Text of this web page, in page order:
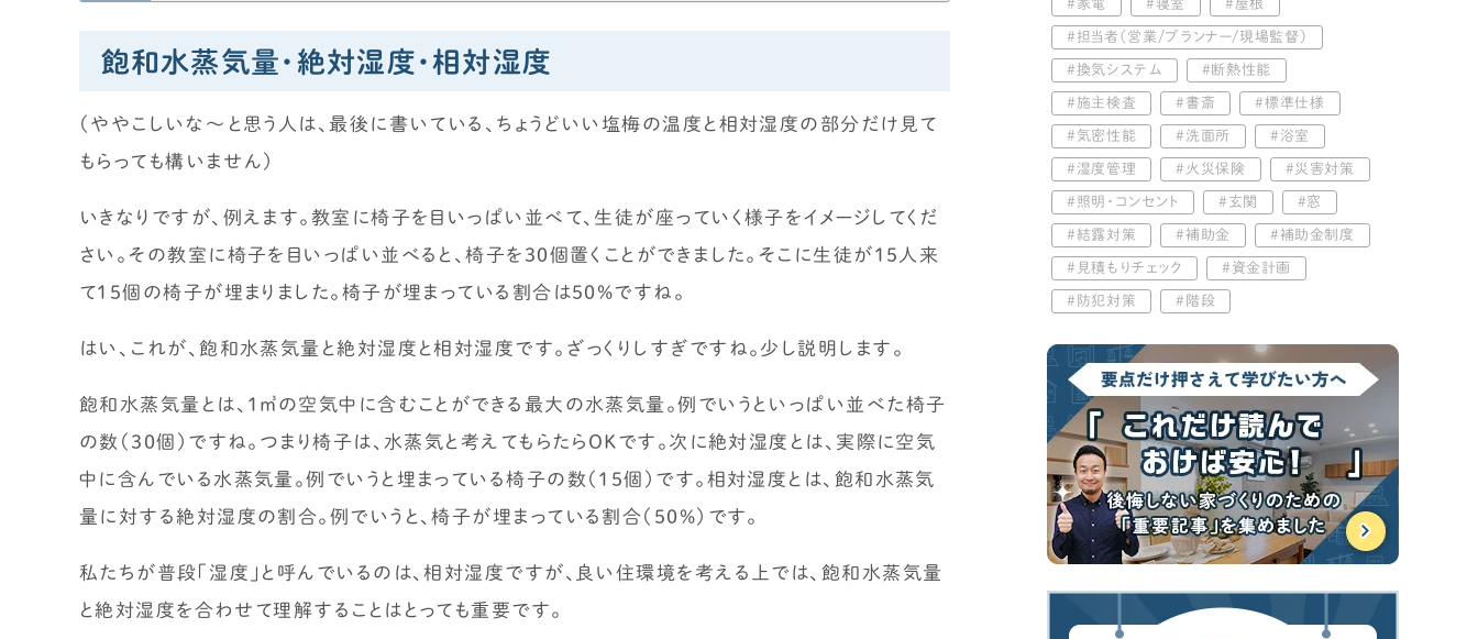
飽和水蒸気量・絶対湿度・相対湿度
（ややこしいな～と思う人は、最後に書いている、ちょうどいい塩梅の温度と相対湿度の部分だけ見て
もらっても構いません）
いきなりですが、例えます。教室に椅子を目いっぱい並べて、生徒が座っていく様子をイメージしてくだ
さい。その教室に椅子を目いっぱい並べると、椅子を30個置くことができました。そこに生徒が15人来
て15個の椅子が埋まりました。椅子が埋まっている割合は50%ですね。
はい、これが、飽和水蒸気量と絶対湿度と相対湿度です。ざっくりしすぎですね。少し説明します。
飽和水蒸気量とは、1㎥の空気中に含むことができる最大の水蒸気量。例でいうといっぱい並べた椅子
の数（30個）ですね。つまり椅子は、水蒸気と考えてもらたらOKです。次に絶対湿度とは、実際に空気
中に含んでいる水蒸気量。例でいうと埋まっている椅子の数（15個）です。相対湿度とは、飽和水蒸気
量に対する絶対湿度の割合。例でいうと、椅子が埋まっている割合（50%）です。
私たちが普段「湿度」と呼んでいるのは、相対湿度ですが、良い住環境を考える上では、飽和水蒸気量
と絶対湿度を合わせて理解することはとっても重要です。
家電 寝室 屋根
担当者（営業/プランナー/現場監督）
換気システム 断熱性能
施主検査 書斎 標準仕様
気密性能 洗面所 浴室
湿度管理 火災保険 災害対策
照明・コンセント 玄関 窓
結露対策 補助金 補助金制度
見積もりチェック 資金計画
防犯対策 階段